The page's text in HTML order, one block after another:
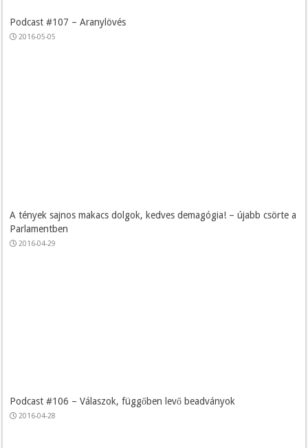
Podcast #107 – Aranylövés
2016-05-05
A tények sajnos makacs dolgok, kedves demagógia! – újabb csörte a
Parlamentben
2016-04-29
Podcast #106 – Válaszok, függőben levő beadványok
2016-04-28